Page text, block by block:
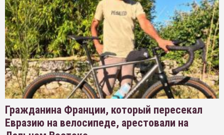
Гражданина Франции, который пересекал
Евразию на велосипеде, арестовали на